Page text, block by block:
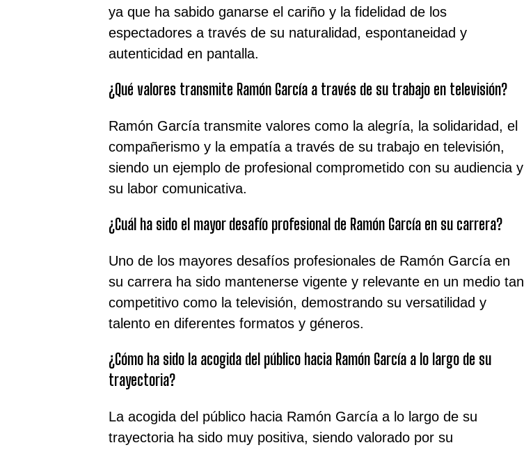
ya que ha sabido ganarse el cariño y la fidelidad de los
espectadores a través de su naturalidad, espontaneidad y
autenticidad en pantalla.
¿Qué valores transmite Ramón García a través de su trabajo en televisión?
Ramón García transmite valores como la alegría, la solidaridad, el
compañerismo y la empatía a través de su trabajo en televisión,
siendo un ejemplo de profesional comprometido con su audiencia y
su labor comunicativa.
¿Cuál ha sido el mayor desafío profesional de Ramón García en su carrera?
Uno de los mayores desafíos profesionales de Ramón García en
su carrera ha sido mantenerse vigente y relevante en un medio tan
competitivo como la televisión, demostrando su versatilidad y
talento en diferentes formatos y géneros.
¿Cómo ha sido la acogida del público hacia Ramón García a lo largo de su
trayectoria?
La acogida del público hacia Ramón García a lo largo de su
trayectoria ha sido muy positiva, siendo valorado por su